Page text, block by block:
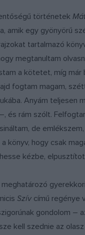
történetek
amik egy gyönyörű
tartalmazó
megtanultam
a kötetet, míg
fogtam magam,
Anyám teljesen
és rám szólt.
de
könyv, hogy csak
kézbe,
Szív című regénye
gondolom –
kell szednie az